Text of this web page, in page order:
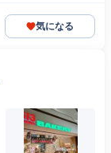
気になる